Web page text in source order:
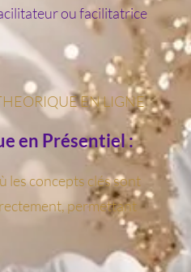
ou facilitatrice
EN LIGNE
en Présentiel :
les concepts clés sont
permettant